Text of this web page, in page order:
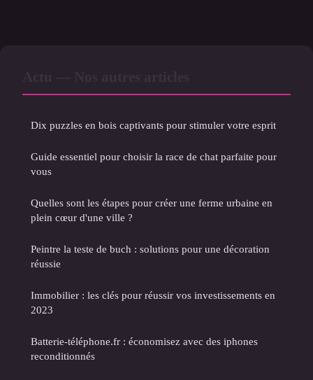
Dix puzzles en bois captivants pour stimuler votre esprit
Guide essentiel pour choisir la race de chat parfaite pour
vous
Quelles sont les étapes pour créer une ferme urbaine en
plein cœur d'une ville ?
Peintre la teste de buch : solutions pour une décoration
réussie
Immobilier : les clés pour réussir vos investissements en
2023
Batterie-téléphone.fr : économisez avec des iphones
reconditionnés